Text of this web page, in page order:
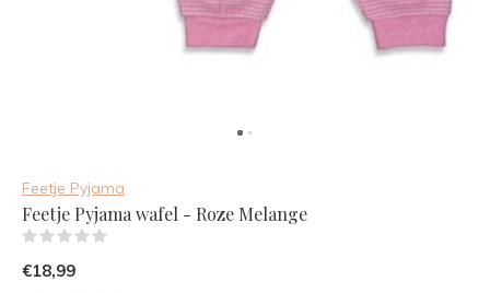
Feetje Pyjama
Feetje Pyjama wafel - Roze Melange
€18,99